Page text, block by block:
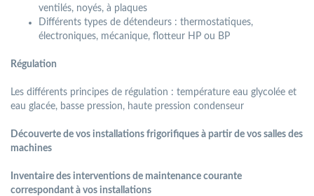
ventilés, noyés, à plaques
Différents types de détendeurs : thermostatiques,
électroniques, mécanique, flotteur HP ou BP
Régulation
Les différents principes de régulation : température eau glycolée et
eau glacée, basse pression, haute pression condenseur
Découverte de vos installations frigoriﬁques à partir de vos salles des
machines
Inventaire des interventions de maintenance courante
correspondant à vos installations